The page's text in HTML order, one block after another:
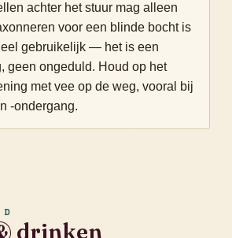
achter het stuur mag alleen
voor een blinde bocht is
gebruikelijk — het is een
geen ongeduld. Houd op het
met vee op de weg, vooral bij
-ondergang.
D
drinken